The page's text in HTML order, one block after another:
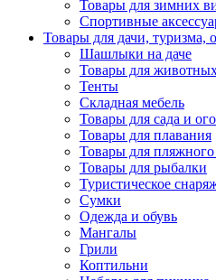
Товары для зимних
Спортивные
Товары для дачи, туризма,
Шашлыки на даче
Товары для
Тенты
Складная мебель
Товары для сада и
Товары для плавания
Товары для
Товары для рыбалки
Туристическое
Сумки
Одежда и обувь
Мангалы
Грили
Коптильни